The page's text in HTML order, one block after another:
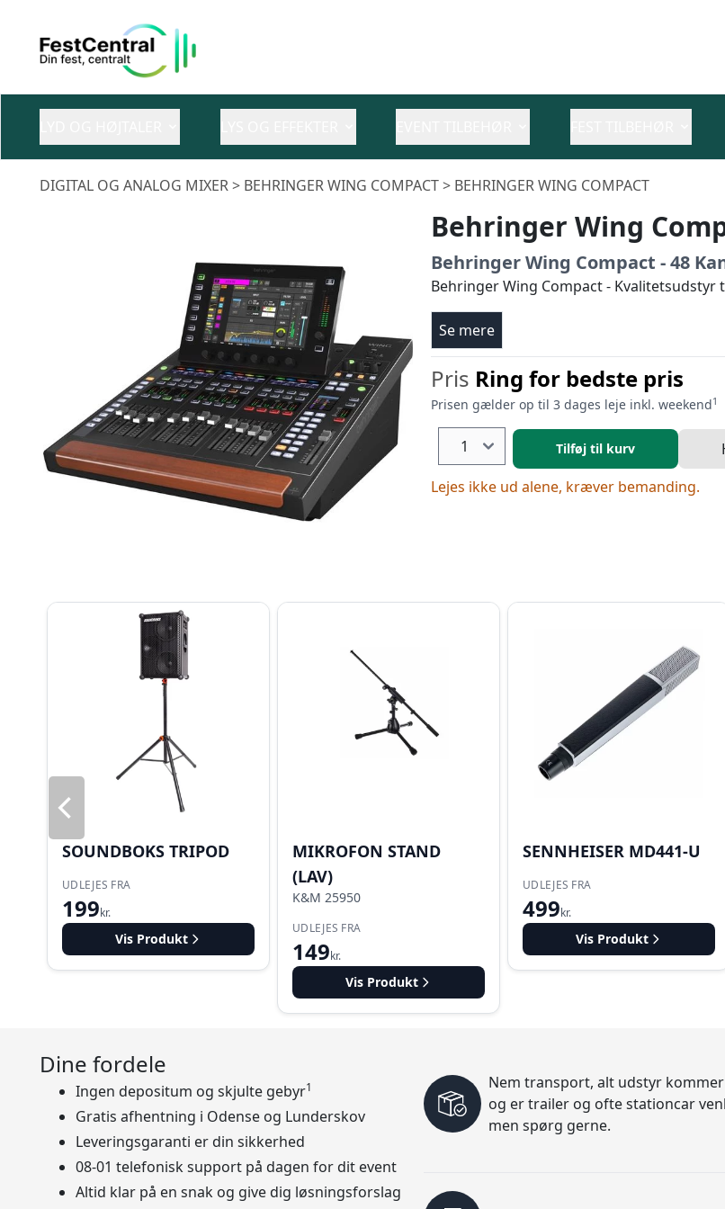
DIGITAL OG ANALOG MIXER> BEHRINGER WING COMPACT > BEHRINGER WING COMPACT
Behringer Wing
Behringer Wing Compact - 48
Behringer Wing Compact - Kvalitetsudstyr
Se mere
Pris Ring for bedste pris
Prisen gælder op til 3 dages leje inkl. weekend1
Tilføj til kurv
Lejes ikke ud alene, kræver bemanding.
SOUNDBOKS TRIPOD
UDLEJES FRA
199kr.
Vis Produkt
MIKROFON STAND
(LAV)
K&M 25950
UDLEJES FRA
149kr.
Vis Produkt
SENNHEISER MD441-U
UDLEJES FRA
499kr.
Vis Produkt
Dine fordele
Ingen depositum og skjulte gebyr1
Gratis afhentning i Odense og Lunderskov
Leveringsgaranti er din sikkerhed
08-01 telefonisk support på dagen for dit event
Altid klar på en snak og give dig løsningsforslag
Nem transport, alt udstyr
og er trailer og ofte stationcar
men spørg gerne.